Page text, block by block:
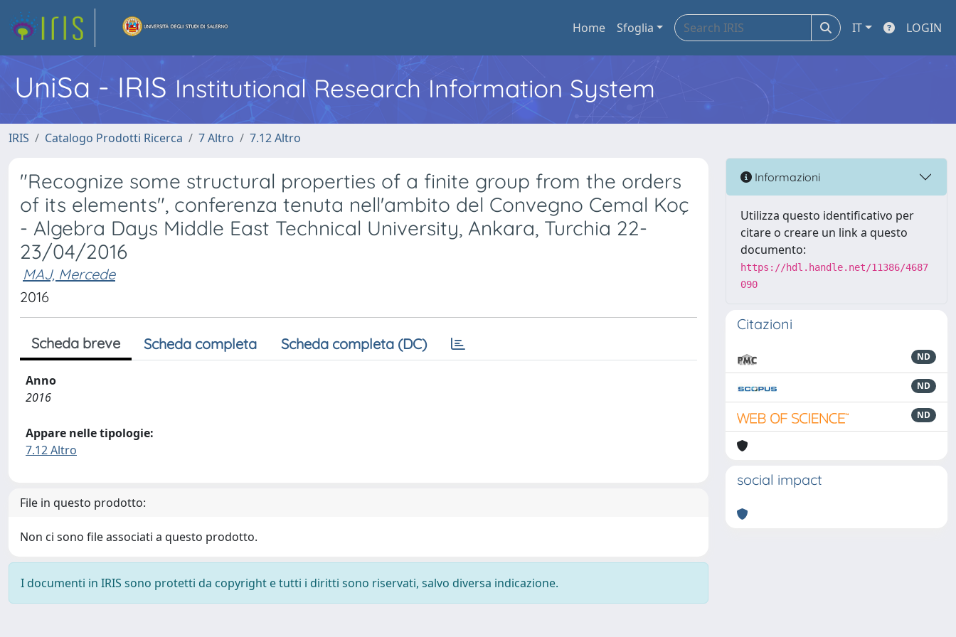
Home Sfoglia IT LOGIN
UniSa - IRIS Institutional Research Information System
IRIS Catalogo Prodotti Ricerca 7 Altro 7.12 Altro
"Recognize some structural properties of a finite group from the orders
of its elements", conferenza tenuta nell'ambito del Convegno Cemal Koç
- Algebra Days Middle East Technical University, Ankara, Turchia 22-
23/04/2016
MAJ, Mercede
2016
Scheda breve Scheda completa Scheda completa (DC)
Anno
2016
Appare nelle tipologie:
7.12 Altro
File in questo prodotto:
Non ci sono file associati a questo prodotto.
I documenti in IRIS sono protetti da copyright e tutti i diritti sono riservati, salvo diversa indicazione.
Informazioni
Utilizza questo identificativo per
citare o creare un link a questo
documento:
https://hdl.handle.net/11386/4687
090
Citazioni
ND
ND
ND
social impact